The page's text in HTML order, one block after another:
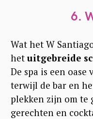
6.
Wat het W
het uitgebreide
De spa is een
terwijl de bar en
plekken zijn om te
gerechten en
f
o
r
: